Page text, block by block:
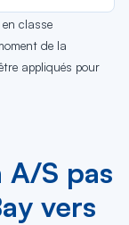
classe
de la
appliqués pour
A/S pas
vers